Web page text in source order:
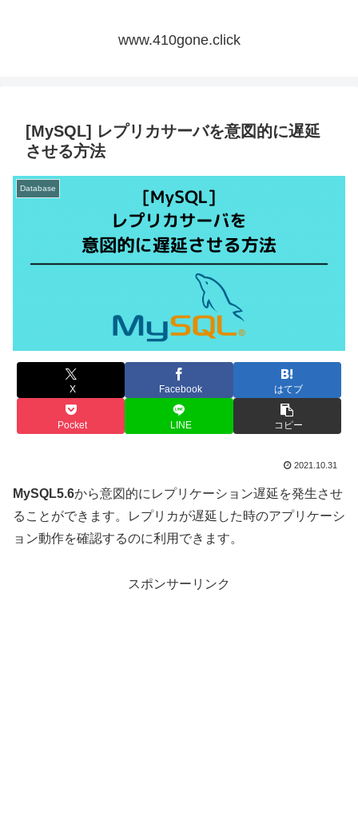
www.410gone.click
[MySQL] レプリカサーバを意図的に遅延
させる方法
Database
X Facebook はてブ
Pocket LINE コピー
2021.10.31
MySQL5.6から意図的にレプリケーション遅延を発生させ
ることができます。レプリカが遅延した時のアプリケーシ
ョン動作を確認するのに利用できます。
スポンサーリンク